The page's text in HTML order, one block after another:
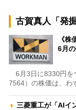
古賀真人「発
《
6月
6月3日に8330円を
7564）の株価は、わ
三菱重工が「AIイ